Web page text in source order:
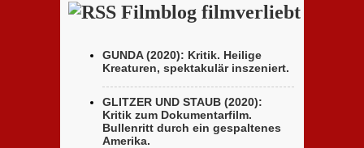
Filmblog filmverliebt
GUNDA (2020): Kritik. Heilige
Kreaturen, spektakulär inszeniert.
GLITZER UND STAUB (2020):
Kritik zum Dokumentarfilm.
Bullenritt durch ein gespaltenes
Amerika.